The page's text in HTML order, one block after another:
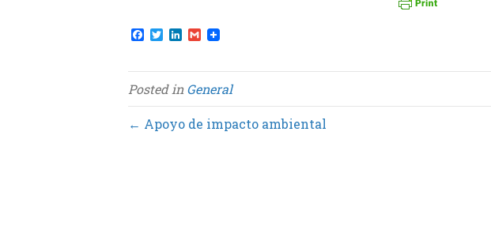
F
a
e
b
o
o
k
T
w
t
t
e
r
L
k
e
d
I
n
G
m
i
l
Posted inGeneral
← Apoyo de impacto ambiental